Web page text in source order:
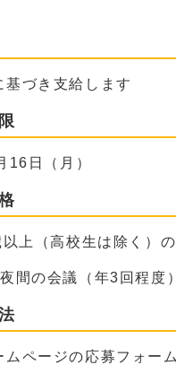
基づき支給します
16日（月）
以上（高校生は除く）
夜間の会議（年3回程度
ムページの応募フォー